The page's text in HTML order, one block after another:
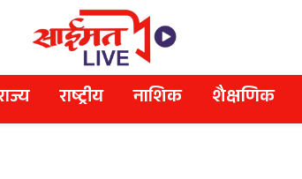
राष्ट्रीय नाशिक शैक्षणिक